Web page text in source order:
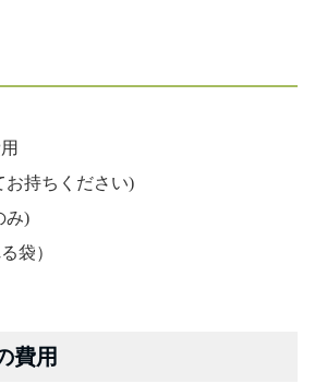
お持ちください)
み)
袋）
費用